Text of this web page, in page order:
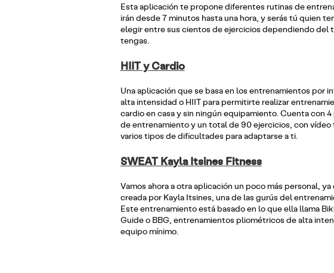
Esta aplicación te propone diferentes rutinas de
irán desde 7 minutos hasta una hora, y serás tú quien
elegir entre sus cientos de ejercicios dependiendo del
tengas.
HIIT y Cardio
Una aplicación que se basa en los entrenamientos por
alta intensidad o HIIT para permitirte realizar
cardio en casa y sin ningún equipamiento. Cuenta con
de entrenamiento y un total de 90 ejercicios, con
varios tipos de dificultades para adaptarse a ti.
SWEAT Kayla Itsines Fitness
Vamos ahora a otra aplicación un poco más personal,
creada por Kayla Itsines, una de las gurús del
Este entrenamiento está basado en lo que ella llama
Guide o BBG, entrenamientos pliométricos de alta
equipo mínimo.